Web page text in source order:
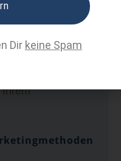
um die
die Anzahl der
und die
zu verfolgen.
Dir keine Spam